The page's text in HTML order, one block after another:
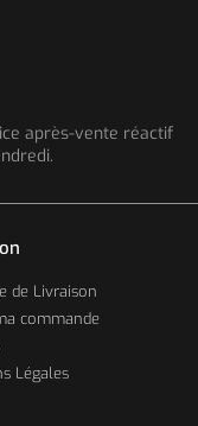
après-vente réactif
de Livraison
commande
Légales